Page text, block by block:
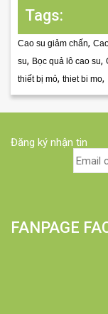
Tags:
Cao su giảm chấn,
su, Bọc quả lô cao su,
thiết bị mỏ, thiet bi mo,
Đăng ký nhận tin
FANPAGE